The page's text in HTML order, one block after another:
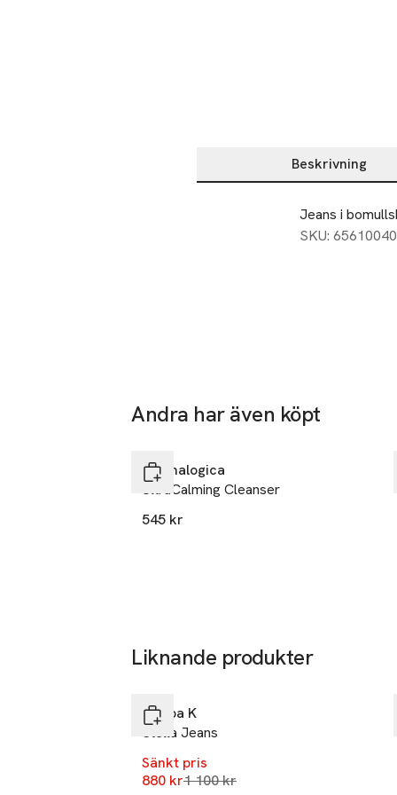
Beskrivning
Beskrivning
Jeans i
SKU: 65610040
Andra har även köpt
Dermalogica
UltraCalming Cleanser
545 kr
Liknande produkter
Filippa K
Stella Jeans
Sänkt pris
880 krLägsta pris 30 dagar
1 100 kr